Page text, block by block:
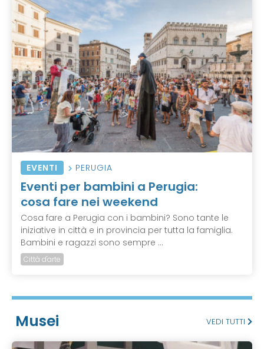
EVENTI PERUGIA
Eventi per bambini a Perugia:
cosa fare nei weekend
Cosa fare a Perugia con i bambini? Sono tante le
iniziative in città e in provincia per tutta la famiglia.
Bambini e ragazzi sono sempre ...
Città d'arte
Musei VEDI TUTTI